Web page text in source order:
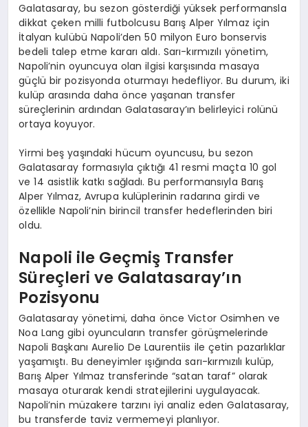
Galatasaray, bu sezon gösterdiği yüksek performansla
dikkat çeken milli futbolcusu Barış Alper Yılmaz için
İtalyan kulübü Napoli’den 50 milyon Euro bonservis
bedeli talep etme kararı aldı. Sarı-kırmızılı yönetim,
Napoli’nin oyuncuya olan ilgisi karşısında masaya
güçlü bir pozisyonda oturmayı hedefliyor. Bu durum, iki
kulüp arasında daha önce yaşanan transfer
süreçlerinin ardından Galatasaray’ın belirleyici rolünü
ortaya koyuyor.
Yirmi beş yaşındaki hücum oyuncusu, bu sezon
Galatasaray formasıyla çıktığı 41 resmi maçta 10 gol
ve 14 asistlik katkı sağladı. Bu performansıyla Barış
Alper Yılmaz, Avrupa kulüplerinin radarına girdi ve
özellikle Napoli’nin birincil transfer hedeflerinden biri
oldu.
Napoli ile Geçmiş Transfer
Süreçleri ve Galatasaray’ın
Pozisyonu
Galatasaray yönetimi, daha önce Victor Osimhen ve
Noa Lang gibi oyuncuların transfer görüşmelerinde
Napoli Başkanı Aurelio De Laurentiis ile çetin pazarlıklar
yaşamıştı. Bu deneyimler ışığında sarı-kırmızılı kulüp,
Barış Alper Yılmaz transferinde “satan taraf” olarak
masaya oturarak kendi stratejilerini uygulayacak.
Napoli’nin müzakere tarzını iyi analiz eden Galatasaray,
bu transferde taviz vermemeyi planlıyor.